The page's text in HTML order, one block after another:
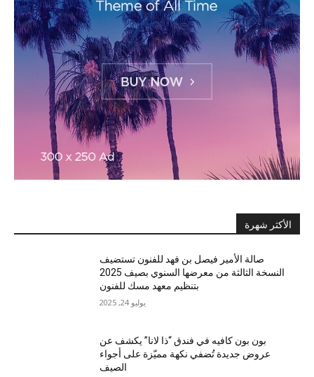
الأكثر شهرة
صالة الأمير فيصل بن فهد للفنون تستضيف
النسخة الثالثة من معرضها السنوي بصيف 2025
بتنظيم معهد مسك للفنون
يوليو 24, 2025
بون بون كافيه في فندق “ذا لانا” يكشف عن
عروض جديدة تُضفي نكهة مميّزة على أجواء
الصيف